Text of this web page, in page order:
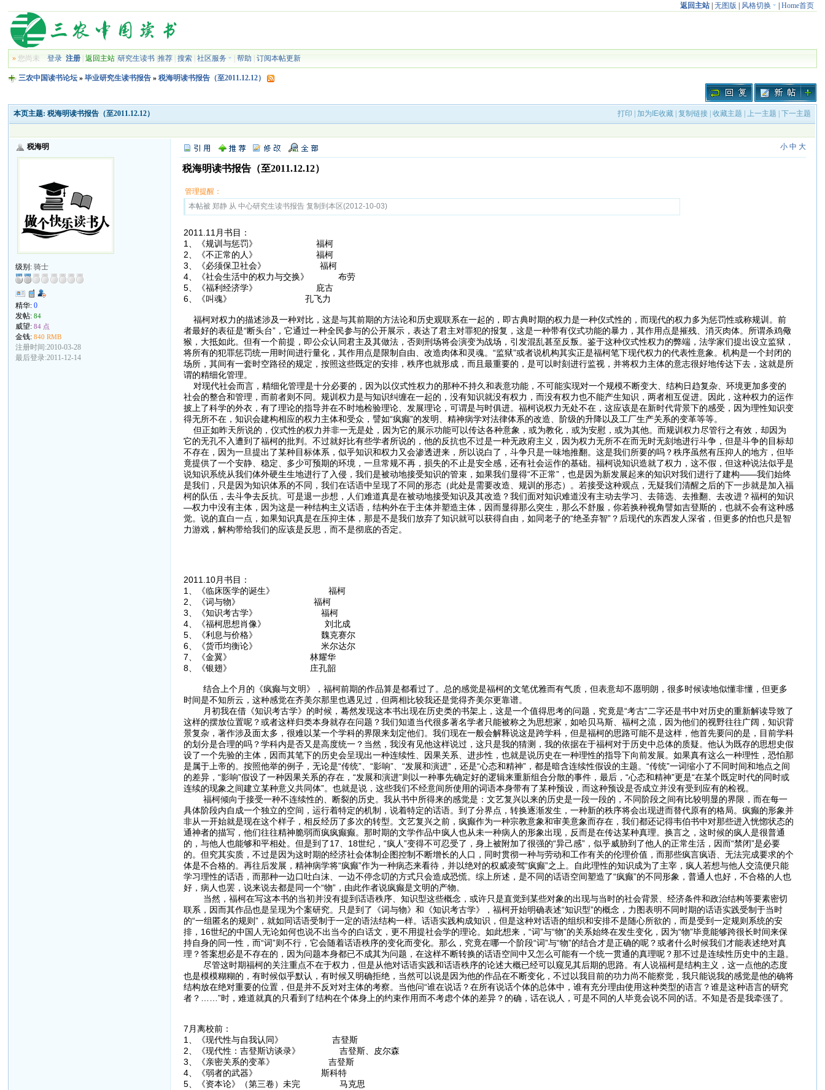
返回主站| 无图版 风格切换 Home首页
» 您尚未登录 注册 |返回主站 |研究生读书 |推荐 |搜索 |社区服务 |帮助 |订阅本帖更新
三农中国读书论坛 »毕业研究生读书报告 »税海明读书报告（至2011.12.12）
本页主题: 税海明读书报告（至2011.12.12） 打印 加为IE收藏 |复制链接 |收藏主题 |上一主题 |下一主题
税海明
级别:骑士
精华:0
发帖:84
威望:84 点
金钱:840 RMB
注册时间:2010-03-28
最后登录:2011-12-14
小 中 大
税海明读书报告（至2011.12.12）
管理提醒：
本帖被 郑静 从 中心研究生读书报告 复制到本区(2012-10-03)
2011.11月书目：
1、《规训与惩罚》 福柯
2、《不正常的人》 福柯
3、《必须保卫社会》 福柯
4、《社会生活中的权力与交换》 布劳
5、《福利经济学》 庇古
6、《叫魂》 孔飞力
福柯对权力的描述涉及一种对比，这是与其前期的方法论和历史观联系在一起的，即古典时期的权力是一种仪式性的，而现代的权力多为惩罚性或称规训。前
者最好的表征是“断头台”，它通过一种全民参与的公开展示，表达了君主对罪犯的报复，这是一种带有仪式功能的暴力，其作用点是摧残、消灭肉体。所谓杀鸡儆
猴，大抵如此。但有一个前提，即公众认同君主及其做法，否则刑场将会演变为战场，引发混乱甚至反叛。鉴于这种仪式性权力的弊端，法学家们提出设立监狱，
将所有的犯罪惩罚统一用时间进行量化，其作用点是限制自由、改造肉体和灵魂。“监狱”或者说机构其实正是福柯笔下现代权力的代表性意象。机构是一个封闭的
场所，其间有一套时空路径的规定，按照这些既定的安排，秩序也就形成，而且最重要的，是可以时刻进行监视，并将权力主体的意志很好地传达下去，这就是所
谓的精细化管理。
对现代社会而言，精细化管理是十分必要的，因为以仪式性权力的那种不持久和表意功能，不可能实现对一个规模不断变大、结构日趋复杂、环境更加多变的
社会的整合和管理，而前者则不同。规训权力是与知识纠缠在一起的，没有知识就没有权力，而没有权力也不能产生知识，两者相互促进。因此，这种权力的运作
披上了科学的外衣，有了理论的指导并在不时地检验理论、发展理论，可谓是与时俱进。福柯说权力无处不在，这应该是在新时代背景下的感受，因为理性知识变
得无所不在，知识会建构相应的权力主体和受众，譬如“疯癫”的发明、精神病学对法律体系的改造、阶级的升降以及工厂生产关系的变革等等。
但正如昨天所说的，仪式性的权力并非一无是处，因为它的展示功能可以传达各种意象，或为教化，或为安慰，或为其他。而规训权力尽管行之有效，却因为
它的无孔不入遭到了福柯的批判。不过就好比有些学者所说的，他的反抗也不过是一种无政府主义，因为权力无所不在而无时无刻地进行斗争，但是斗争的目标却
不存在，因为一旦提出了某种目标体系，似乎知识和权力又会渗透进来，所以说白了，斗争只是一味地推翻。这是我们所要的吗？秩序虽然有压抑人的地方，但毕
竟提供了一个安静、稳定、多少可预期的环境，一旦常规不再，损失的不止是安全感，还有社会运作的基础。福柯说知识造就了权力，这不假，但这种说法似乎是
说知识系统从我们体外硬生生地进行了入侵，我们是被动地接受知识的管束，如果我们显得“不正常”，也是因为新发展起来的知识对我们进行了建构——我们始终
是我们，只是因为知识体系的不同，我们在话语中呈现了不同的形态（此处是需要改造、规训的形态）。若接受这种观点，无疑我们清醒之后的下一步就是加入福
柯的队伍，去斗争去反抗。可是退一步想，人们难道真是在被动地接受知识及其改造？我们面对知识难道没有主动去学习、去筛选、去推翻、去改进？福柯的知识
—权力中没有主体，因为这是一种结构主义话语，结构外在于主体并塑造主体，因而显得那么突生，那么不舒服，你若换种视角譬如吉登斯的，也就不会有这种感
觉。说的直白一点，如果知识真是在压抑主体，那是不是我们放弃了知识就可以获得自由，如同老子的“绝圣弃智”？后现代的东西发人深省，但更多的怕也只是智
力游戏，解构带给我们的应该是反思，而不是彻底的否定。
2011.10月书目：
1、《临床医学的诞生》 福柯
2、《词与物》 福柯
3、《知识考古学》 福柯
4、《福柯思想肖像》 刘北成
5、《利息与价格》 魏克赛尔
6、《货币均衡论》 米尔达尔
7、《金翼》 林耀华
8、《银翅》 庄孔韶
结合上个月的《疯癫与文明》，福柯前期的作品算是都看过了。总的感觉是福柯的文笔优雅而有气质，但表意却不愿明朗，很多时候读地似懂非懂，但更多
时间是不知所云，这种感觉在齐美尔那里也遇见过，但两相比较我还是觉得齐美尔更靠谱。
月初我在借《知识考古学》的时候，蓦然发现这本书出现在历史类的书架上，这是一个值得思考的问题，究竟是“考古”二字还是书中对历史的重新解读导致了
这样的摆放位置呢？或者这样归类本身就存在问题？我们知道当代很多著名学者只能被称之为思想家，如哈贝马斯、福柯之流，因为他们的视野往往广阔，知识背
景复杂，著作涉及面太多，很难以某一个学科的界限来划定他们。我们现在一般会解释说这是跨学科，但是福柯的思路可能不是这样，他首先要问的是，目前学科
的划分是合理的吗？学科内是否又是高度统一？当然，我没有见他这样说过，这只是我的猜测，我的依据在于福柯对于历史中总体的质疑。他认为既存的思想史假
设了一个先验的主体，因而其笔下的历史会呈现出一种连续性、因果关系、进步性，也就是说历史在一种理性的指导下向前发展。如果真有这么一种理性，恐怕那
是属于上帝的。按照他举的例子，无论是“传统”、“影响”、“发展和演进”，还是“心态和精神”，都是暗含连续性假设的主题。“传统”一词缩小了不同时间和地点之间
的差异，“影响”假设了一种因果关系的存在，“发展和演进”则以一种事先确定好的逻辑来重新组合分散的事件，最后，“心态和精神”更是“在某个既定时代的同时或
连续的现象之间建立某种意义共同体”。也就是说，这些我们不经意间所使用的词语本身带有了某种预设，而这种预设是否成立并没有受到应有的检视。
福柯倾向于接受一种不连续性的、断裂的历史。我从书中所得来的感觉是：文艺复兴以来的历史是一段一段的，不同阶段之间有比较明显的界限，而在每一
具体阶段内自成一个独立的空间，运行着特定的机制，说着特定的话语。到了分界点，转换逐渐发生，一种新的秩序将会出现进而替代原有的格局。疯癫的形象并
非从一开始就是现在这个样子，相反经历了多次的转型。文艺复兴之前，疯癫作为一种宗教意象和审美意象而存在，我们都还记得韦伯书中对那些进入恍惚状态的
通神者的描写，他们往往精神脆弱而疯疯癫癫。那时期的文学作品中疯人也从未一种病人的形象出现，反而是在传达某种真理。换言之，这时候的疯人是很普通
的，与他人也能够和平相处。但是到了17、18世纪，“疯人”变得不可忍受了，身上被附加了很强的“异己感”，似乎威胁到了他人的正常生活，因而“禁闭”是必要
的。但究其实质，不过是因为这时期的经济社会体制企图控制不断增长的人口，同时贯彻一种与劳动和工作有关的伦理价值，而那些疯言疯语、无法完成要求的个
体是不合格的。再往后发展，精神病学将“疯癫”作为一种病态来看待，并以绝对的权威凌驾“疯癫”之上。自此理性的知识成为了主宰，疯人若想与他人交流便只能
学习理性的话语，而那种一边口吐白沫、一边不停念叨的方式只会造成恐慌。综上所述，是不同的话语空间塑造了“疯癫”的不同形象，普通人也好，不合格的人也
好，病人也罢，说来说去都是同一个“物”，由此作者说疯癫是文明的产物。
当然，福柯在写这本书的当初并没有提到话语秩序、知识型这些概念，或许只是直觉到某些对象的出现与当时的社会背景、经济条件和政治结构等要素密切
联系，因而其作品也是呈现为个案研究。只是到了《词与物》和《知识考古学》，福柯开始明确表述“知识型”的概念，力图表明不同时期的话语实践受制于当时
的“一组匿名的规则”，就如同话语受制于一定的语法结构一样。话语实践构成知识，但是这种对话语的组织和安排不是随心所欲的，而是受到一定规则系统的安
排，16世纪的中国人无论如何也说不出当今的白话文，更不用提社会学的理论。如此想来，“词”与“物”的关系始终在发生变化，因为“物”毕竟能够跨很长时间来保
持自身的同一性，而“词”则不行，它会随着话语秩序的变化而变化。那么，究竟在哪一个阶段“词”与“物”的结合才是正确的呢？或者什么时候我们才能表述绝对真
理？答案想必是不存在的，因为问题本身都已不成其为问题，在这样不断转换的话语空间中又怎么可能有一个统一贯通的真理呢？那不过是连续性历史中的主题。
尽管这时期福柯的关注重点不在于权力，但是从他对话语实践和话语秩序的论述大概已经可以窥见其后期的思路。有人说福柯是结构主义，这一点他的态度
也是模模糊糊的，有时候似乎默认，有时候又明确拒绝，当然可以说是因为他的作品在不断变化，不过以我目前的功力尚不能察觉，我只能说我的感觉是他的确将
结构放在绝对重要的位置，但是并不反对对主体的考察。当他问“谁在说话？在所有说话个体的总体中，谁有充分理由使用这种类型的语言？谁是这种语言的研究
者？……”时，难道就真的只看到了结构在个体身上的约束作用而不考虑个体的差异？的确，话在说人，可是不同的人毕竟会说不同的话。不知是否是我牵强了。
7月离校前：
1、《现代性与自我认同》 吉登斯
2、《现代性：吉登斯访谈录》 吉登斯、皮尔森
3、《亲密关系的变革》 吉登斯
4、《弱者的武器》 斯科特
5、《资本论》（第三卷）未完 马克思